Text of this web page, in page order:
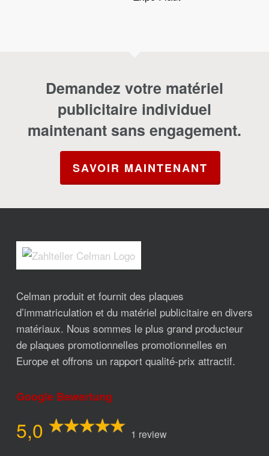
Demandez votre matériel
publicitaire individuel
maintenant sans engagement.
SAVOIR MAINTENANT
Celman produit et fournit des plaques
d’immatriculation et du matériel publicitaire en divers
matériaux. Nous sommes le plus grand producteur
de plaques promotionnelles promotionnelles en
Europe et offrons un rapport qualité-prix attractif.
Google Bewertung
5,0 1 review